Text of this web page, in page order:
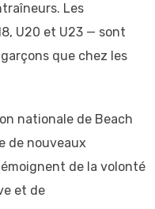
Les
U20 et U23 — sont
que chez les
nationale de Beach
de nouveaux
de la volonté
et de